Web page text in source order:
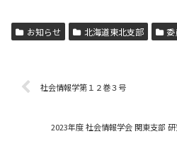
c
e
o
itt
er
ai
l
お知らせ 北海道東北支部
社会情報学第１２巻３号
2023年度 社会情報学会 関東支部